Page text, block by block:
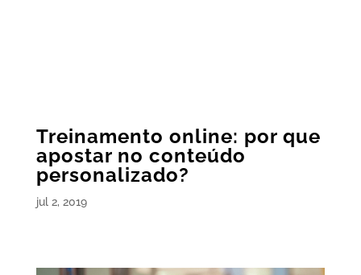
Treinamento online: por que
apostar no conteúdo
personalizado?
jul 2, 2019